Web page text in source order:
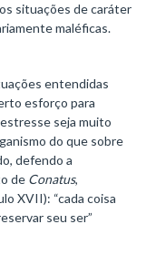
situações de caráter
maléficas.
entendidas
esforço para
seja muito
do que sobre
defendo a
de Conatus,
XVII): “cada coisa
seu ser”